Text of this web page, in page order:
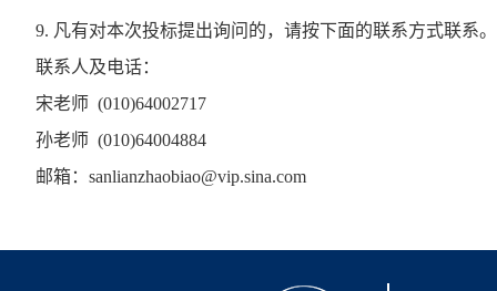
9. 凡有对本次投标提出询问的，请按下面的联系方式联系。
联系人及电话：
宋老师 (010)64002717
孙老师 (010)64004884
邮箱： sanlianzhaobiao@vip.sina.com